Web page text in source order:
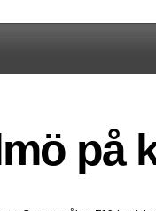
på